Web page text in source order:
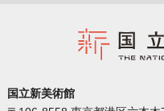
国立新美術館